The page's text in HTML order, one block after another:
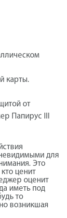
карты.
от
Папирус III
для
Это
ценит
оценит
иметь под
то
возникшая